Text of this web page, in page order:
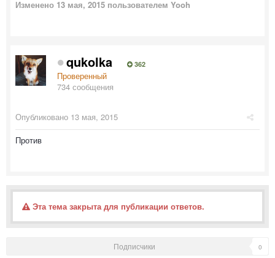
Изменено 13 мая, 2015 пользователем Yooh
qukolka 362
Проверенный
734 сообщения
Опубликовано 13 мая, 2015
Против
Эта тема закрыта для публикации ответов.
Подписчики 0